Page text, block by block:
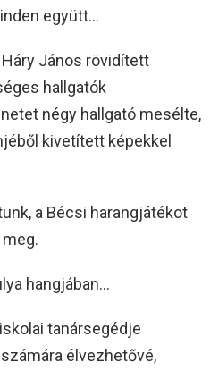
együtt…
János rövidített
hallgatók
négy hallgató mesélte,
kivetített képekkel
a Bécsi harangjátékot
hangjában…
tanársegédje
élvezhetővé,